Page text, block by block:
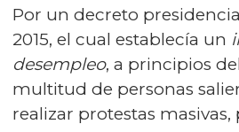
Por un decreto
2015, el cual establecía un
desempleo, a principios
multitud de personas
realizar protestas